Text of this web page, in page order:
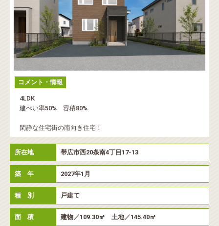
コメント・情報
4LDK
建ぺい率50% 容積80%
閑静な住宅街の南向き住宅！
所在地 帯広市西20条南4丁目17-13
築 年 2027年1月
種 別 戸建て
面 積 建物／109.30㎡ 土地／145.40㎡